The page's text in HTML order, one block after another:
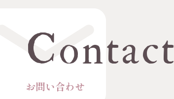
Contact
お問い合わせ